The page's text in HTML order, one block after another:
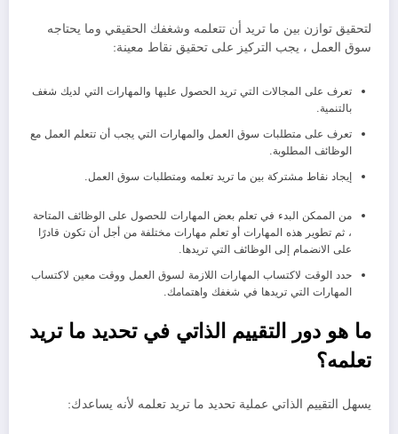
لتحقيق توازن بين ما تريد أن تتعلمه وشغفك الحقيقي وما يحتاجه
سوق العمل ، يجب التركيز على تحقيق نقاط معينة:
تعرف على المجالات التي تريد الحصول عليها والمهارات التي لديك شغف
بالتنمية.
تعرف على متطلبات سوق العمل والمهارات التي يجب أن تتعلم العمل مع
الوظائف المطلوبة.
إيجاد نقاط مشتركة بين ما تريد تعلمه ومتطلبات سوق العمل.
من الممكن البدء في تعلم بعض المهارات للحصول على الوظائف المتاحة
، ثم تطوير هذه المهارات أو تعلم مهارات مختلفة من أجل أن تكون قادرًا
على الانضمام إلى الوظائف التي تريدها.
حدد الوقت لاكتساب المهارات اللازمة لسوق العمل ووقت معين لاكتساب
المهارات التي تريدها في شغفك واهتمامك.
ما هو دور التقييم الذاتي في تحديد ما تريد
تعلمه؟
يسهل التقييم الذاتي عملية تحديد ما تريد تعلمه لأنه يساعدك: